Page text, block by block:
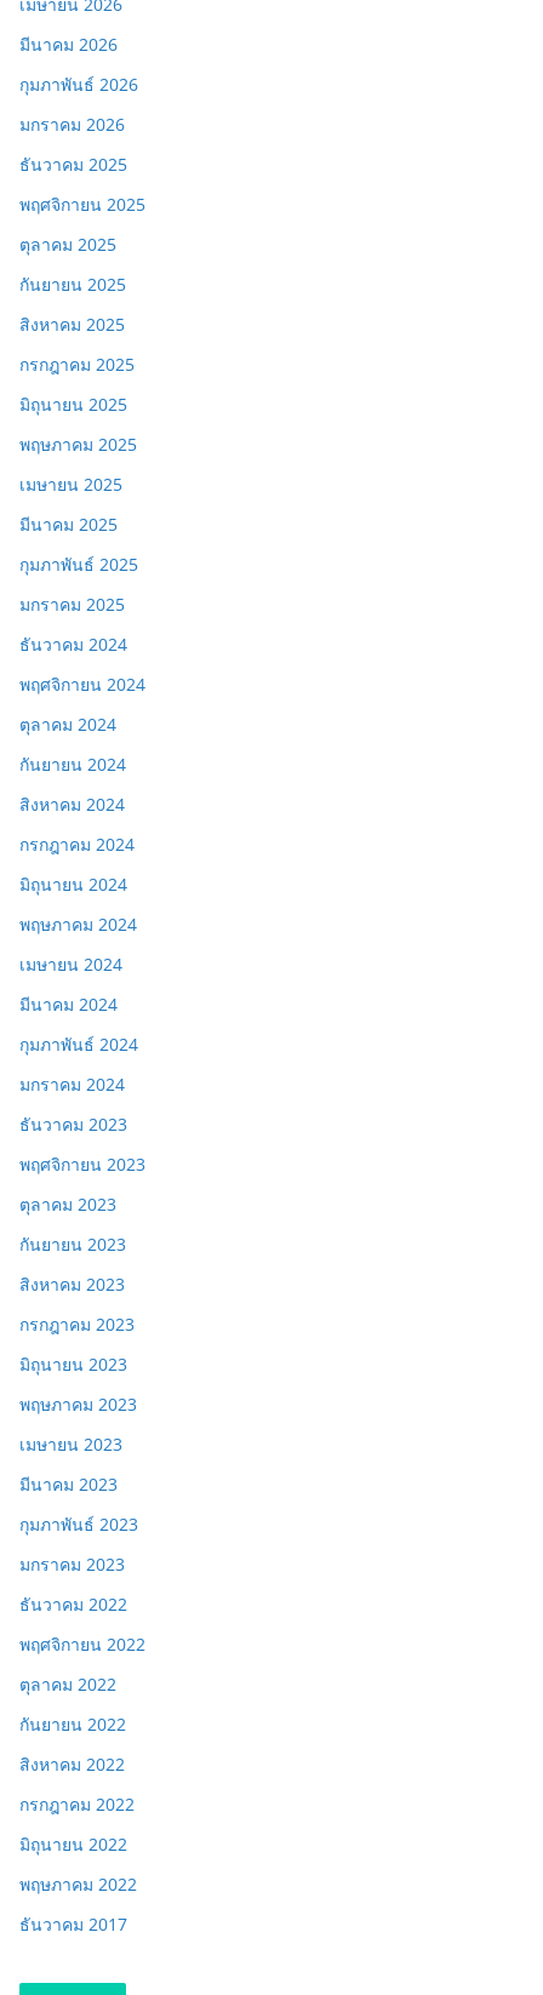
มีนาคม 2026
กุมภาพันธ์ 2026
มกราคม 2026
ธันวาคม 2025
พฤศจิกายน 2025
ตุลาคม 2025
กันยายน 2025
สิงหาคม 2025
กรกฎาคม 2025
มิถุนายน 2025
พฤษภาคม 2025
เมษายน 2025
มีนาคม 2025
กุมภาพันธ์ 2025
มกราคม 2025
ธันวาคม 2024
พฤศจิกายน 2024
ตุลาคม 2024
กันยายน 2024
สิงหาคม 2024
กรกฎาคม 2024
มิถุนายน 2024
พฤษภาคม 2024
เมษายน 2024
มีนาคม 2024
กุมภาพันธ์ 2024
มกราคม 2024
ธันวาคม 2023
พฤศจิกายน 2023
ตุลาคม 2023
กันยายน 2023
สิงหาคม 2023
กรกฎาคม 2023
มิถุนายน 2023
พฤษภาคม 2023
เมษายน 2023
มีนาคม 2023
กุมภาพันธ์ 2023
มกราคม 2023
ธันวาคม 2022
พฤศจิกายน 2022
ตุลาคม 2022
กันยายน 2022
สิงหาคม 2022
กรกฎาคม 2022
มิถุนายน 2022
พฤษภาคม 2022
ธันวาคม 2017